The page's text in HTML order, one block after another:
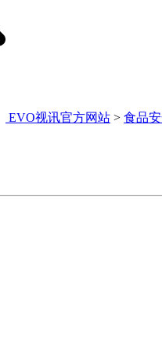
EVO视讯官方网站 > 食品